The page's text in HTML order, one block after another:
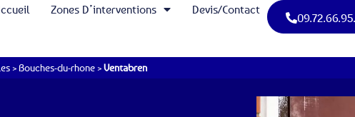
Zones D’interventions Devis/Contact
>Bouches-du-rhone >Ventabren